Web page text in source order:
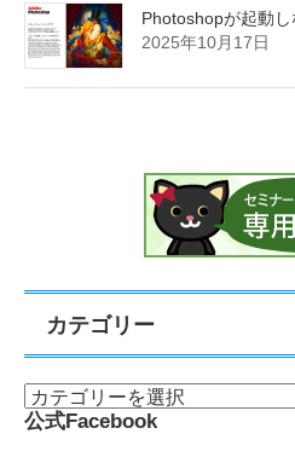
Photoshopが起動
2025年10月17日
カテゴリー
公式Facebook